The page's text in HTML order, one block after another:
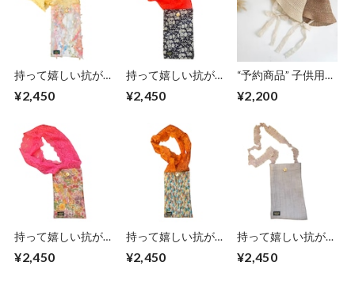
持って嬉しい抗がん
ボンスパンコール）
¥2,450
持って嬉しい抗がん
バティラミネート）
¥2,450
“予約商品” 子供用
位）
¥2,200
持って嬉しい抗がん
バティラミネート）
¥2,450
持って嬉しい抗がん
バティラミネート）
¥2,450
持って嬉しい抗がん
(shiny gray ）
¥2,450